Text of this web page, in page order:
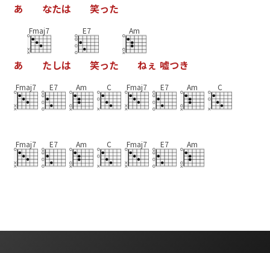
あ なたは 笑った
あ
Fmaj7
たしは
E7
笑った
Am
ねぇ 嘘つき
Fmaj7 E7 Am C Fmaj7 E7 Am C
Fmaj7 E7 Am C Fmaj7 E7 Am